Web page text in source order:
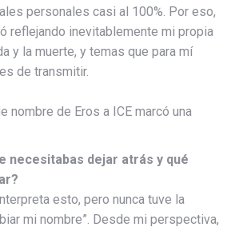
personales casi al 100%. Por eso,
reflejando inevitablemente mi propia
y la muerte, y temas que para mí
de transmitir.
de Eros a ICE marcó una
necesitabas dejar atrás y qué
esto, pero nunca tuve la
mi nombre”. Desde mi perspectiva,